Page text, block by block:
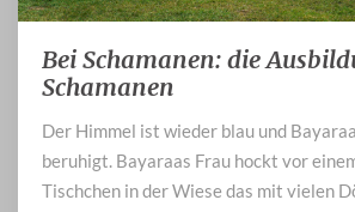
Bei
Schamanen:
Ausbildung
zum
Schamanen
Bei Schamanen: die
Schamanen
Der Himmel ist wieder blau und
beruhigt. Bayaraas Frau hockt vor
Tischchen in der Wiese das mit vielen